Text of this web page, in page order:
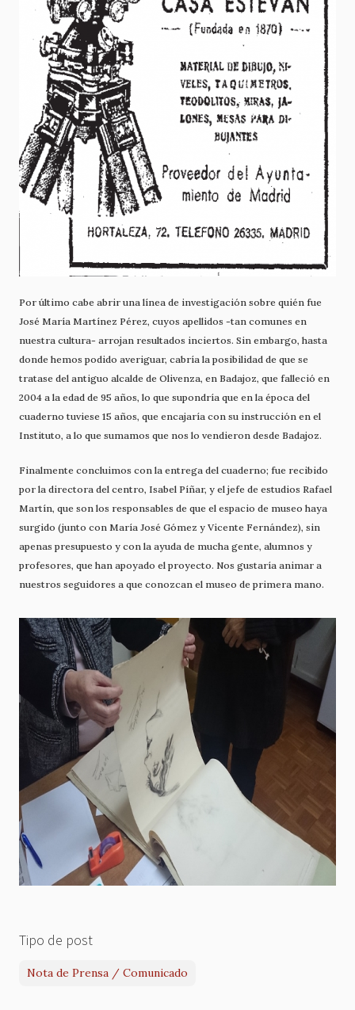
Por último cabe abrir una línea de investigación sobre quién fue
José María Martínez Pérez, cuyos apellidos -tan comunes en
nuestra cultura- arrojan resultados inciertos. Sin embargo, hasta
donde hemos podido averiguar, cabría la posibilidad de que se
tratase del antiguo alcalde de Olivenza, en Badajoz, que falleció en
2004 a la edad de 95 años, lo que supondría que en la época del
cuaderno tuviese 15 años, que encajaría con su instrucción en el
Instituto, a lo que sumamos que nos lo vendieron desde Badajoz.
Finalmente concluimos con la entrega del cuaderno; fue recibido
por la directora del centro, Isabel Píñar, y el jefe de estudios Rafael
Martín, que son los responsables de que el espacio de museo haya
surgido (junto con María José Gómez y Vicente Fernández), sin
apenas presupuesto y con la ayuda de mucha gente, alumnos y
profesores, que han apoyado el proyecto. Nos gustaría animar a
nuestros seguidores a que conozcan el museo de primera mano.
Tipo de post
Nota de Prensa / Comunicado